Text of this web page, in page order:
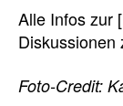
Alle Infos zur [
Diskussionen
Foto-Credit: